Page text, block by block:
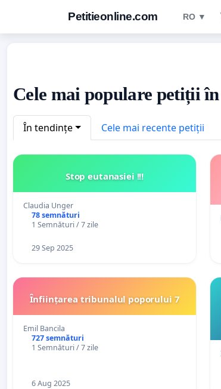
Petitieonline.com RO ▼
Cele mai populare petiții
În tendințe Cele mai recente petiții
Stop eutanasiei !!!
Claudia Unger
78 semnături
1 Semnături / 7 zile
29 Sep 2025
Înființarea tribunalul poporului 7
Emil Bancila
727 semnături
1 Semnături / 7 zile
6 Aug 2025